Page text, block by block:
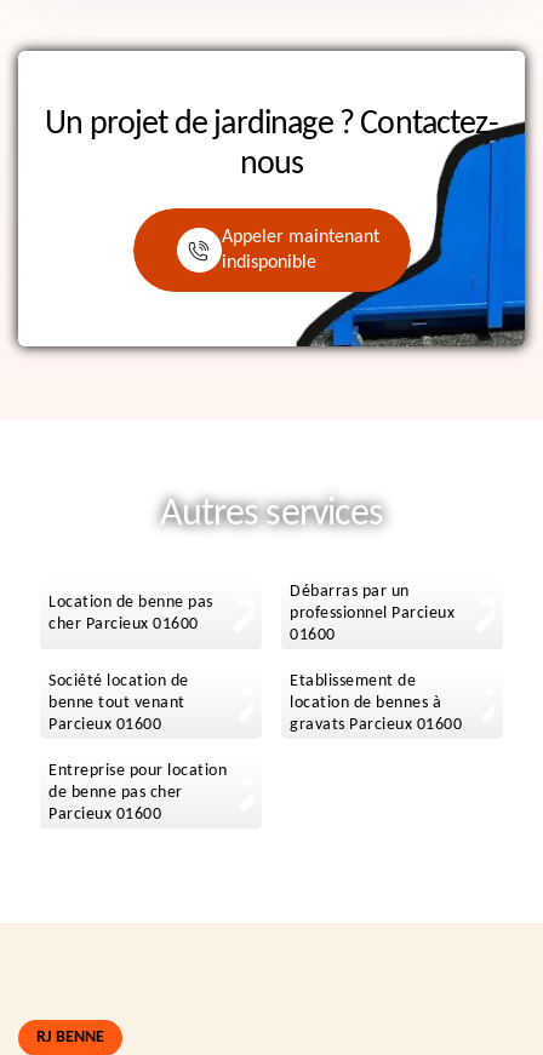
Un projet de jardinage ? Contactez-
nous
Appeler maintenant
indisponible
Autres services
Location de benne pas
cher Parcieux 01600
Débarras par un
professionnel Parcieux
01600
Société location de
benne tout venant
Parcieux 01600
Etablissement de
location de bennes à
gravats Parcieux 01600
Entreprise pour location
de benne pas cher
Parcieux 01600
RJ BENNE